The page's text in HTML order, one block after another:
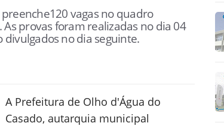
vagas no quadro
provas foram realizadas no dia 04
divulgados no dia seguinte.
A Prefeitura de Olho d'Água do
Casado, autarquia municipal